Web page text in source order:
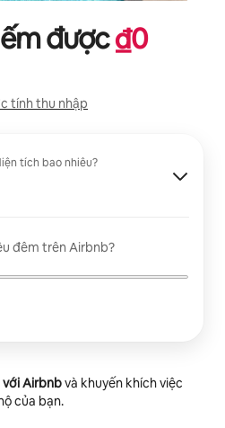
được₫0
tính thu nhập
tích bao nhiêu?
đêm trên Airbnb?
với Airbnbvà khuyến khích việc
của bạn.